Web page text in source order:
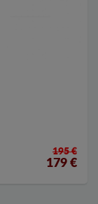
195 €
179 €